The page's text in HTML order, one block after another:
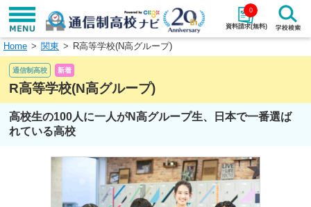
資料請求(無料)
0
学校名で探す
エリアから探す 特徴から探す
北海道・東北
Home 関東 R高等学校(N高グループ)
通信制高校 新着
R高等学校(N高グループ)
高校生の100人に一人がN高グループ生、日本で一番選ば
れている高校